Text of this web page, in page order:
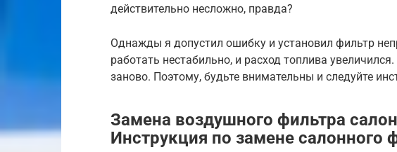
действительно несложно, правда?
Однажды я допустил ошибку и установил фильтр
работать нестабильно, и расход топлива
заново. Поэтому, будьте внимательны и следуйте
Замена воздушного фильтра
Инструкция по замене салонного